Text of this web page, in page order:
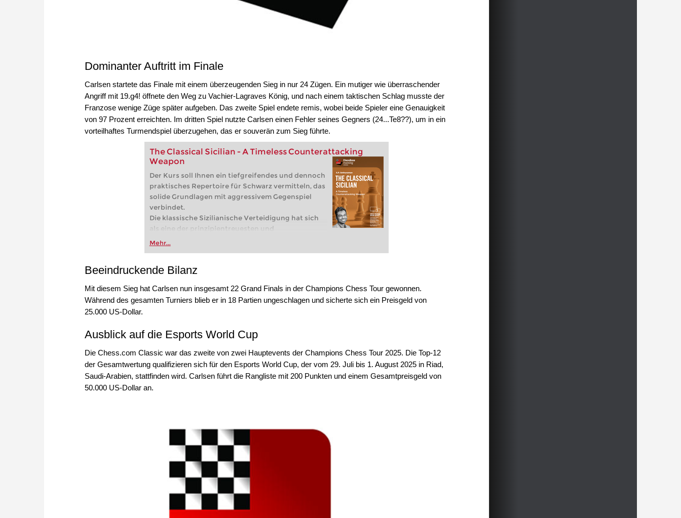
Dominanter Auftritt im Finale
Carlsen startete das Finale mit einem überzeugenden Sieg in nur 24 Zügen. Ein mutiger wie überraschender
Angriff mit 19.g4! öffnete den Weg zu Vachier-Lagraves König, und nach einem taktischen Schlag musste der
Franzose wenige Züge später aufgeben. Das zweite Spiel endete remis, wobei beide Spieler eine Genauigkeit
von 97 Prozent erreichten. Im dritten Spiel nutzte Carlsen einen Fehler seines Gegners (24...Te8??), um in ein
vorteilhaftes Turmendspiel überzugehen, das er souverän zum Sieg führte.
The Classical Sicilian - A Timeless Counterattacking
Weapon
Der Kurs soll Ihnen ein tiefgreifendes und dennoch
praktisches Repertoire für Schwarz vermitteln, das
solide Grundlagen mit aggressivem Gegenspiel
verbindet.
Die klassische Sizilianische Verteidigung hat sich
als eine der prinzipientreuesten und
kämpferischsten Verteidigungen gegen 1.e4
Eliteturniere umfasst, ist diese Eröffnung nach wie
auf Gegenangriffe ausgerichteten Ansatz suchen,
ohne sich in extreme theoretische Schlachten wie
Kostenloses Videobeispiel:6.h3
Mehr...
Beeindruckende Bilanz
Mit diesem Sieg hat Carlsen nun insgesamt 22 Grand Finals in der Champions Chess Tour gewonnen.
Während des gesamten Turniers blieb er in 18 Partien ungeschlagen und sicherte sich ein Preisgeld von
25.000 US-Dollar.
Ausblick auf die Esports World Cup
Die Chess.com Classic war das zweite von zwei Hauptevents der Champions Chess Tour 2025. Die Top-12
der Gesamtwertung qualifizieren sich für den Esports World Cup, der vom 29. Juli bis 1. August 2025 in Riad,
Saudi-Arabien, stattfinden wird. Carlsen führt die Rangliste mit 200 Punkten und einem Gesamtpreisgeld von
50.000 US-Dollar an.